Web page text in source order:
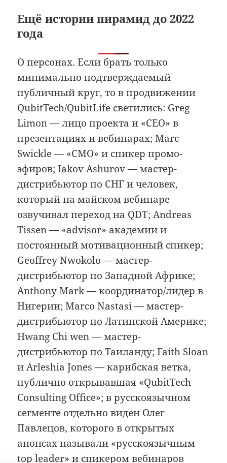
Ещё истории пирамид до 2022
года
О персонах. Если брать только
минимально подтверждаемый
публичный круг, то в продвижении
QubitTech/QubitLife светились: Greg
Limon — лицо проекта и «CEO» в
презентациях и вебинарах; Marc
Swickle — «CMO» и спикер промо-
эфиров; Iakov Ashurov — мастер-
дистрибьютор по СНГ и человек,
который на майском вебинаре
озвучивал переход на QDT; Andreas
Tissen — «advisor» академии и
постоянный мотивационный спикер;
Geoffrey Nwokolo — мастер-
дистрибьютор по Западной Африке;
Anthony Mark — координатор/лидер в
Нигерии; Marco Nastasi — мастер-
дистрибьютор по Латинской Америке;
Hwang Chi wen — мастер-
дистрибьютор по Таиланду; Faith Sloan
и Arleshia Jones — карибская ветка,
публично открывавшая «QubitTech
Consulting Office»; в русскоязычном
сегменте отдельно виден Олег
Павлецов, которого в открытых
анонсах называли «русскоязычным
top leader» и спикером вебинаров